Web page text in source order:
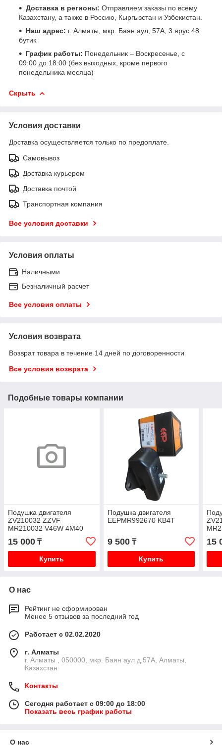
Доставка в регионы: Отправляем заказы по всему
Казахстану, а также в Россию, Кыргызстан и Узбекистан.
Наш адрес: г. Алматы, мкр. Баян аул, 57А, 3 ярус 48
бутик
График работы: Понедельник – Воскресенье, с
09:00 до 18:00 (без выходных, кроме первого
понедельника месяца)
Скрыть
Условия доставки
Доставка осуществляется только по предоплате.
Самовывоз
Доставка курьером
Доставка почтой
Транспортная компания
Все условия доставки
Условия оплаты
Наличными
Безналичный расчет
Все условия оплаты
Условия возврата
Возврат товара в течение 14 дней по договоренности
Все условия возврата
Подобные товары компании
Подушка двигателя
ZV210032 ZZVF
MR210032 V46W 4M40
15 000 ₸
Купить
Подушка двигателя
EEPMR992670 KB4T
9 500₸
Купить
15
О нас
Рейтинг не сформирован
Менее 5 отзывов за последний год
Работает с 02.02.2020
г. Алматы
г. Алматы , 050000, мкр. Баян аул д.57А, Алматы,
Казахстан
Контакты
Сегодня работает с 09:00 до 18:00
Показать весь график работы
О нас